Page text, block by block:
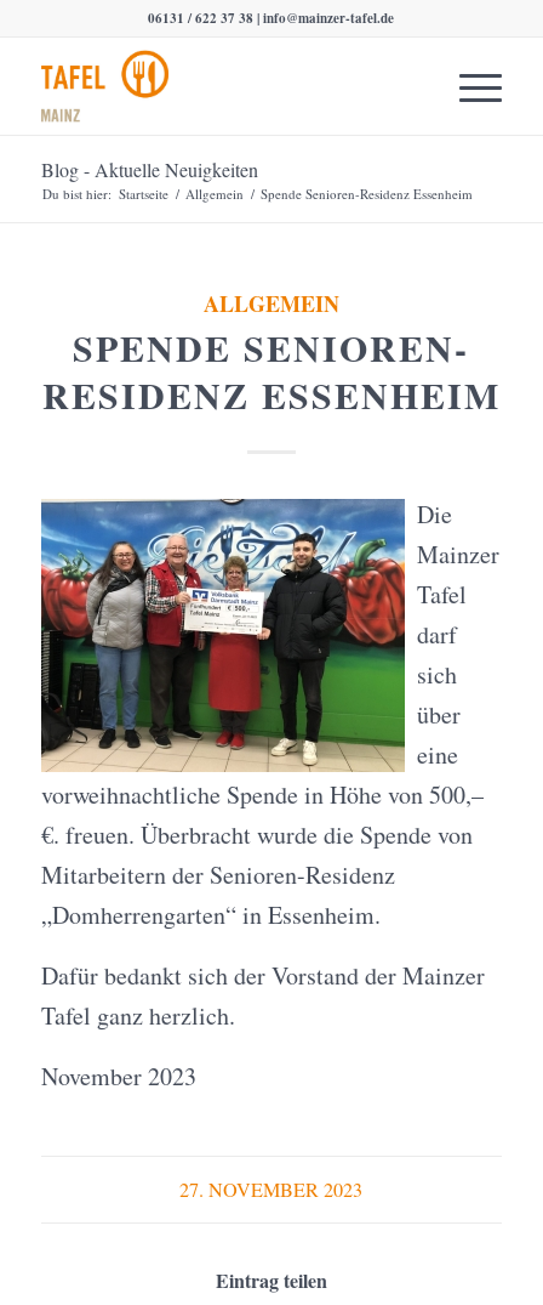
06131 / 622 37 38 |info@mainzer-tafel.de
Blog - Aktuelle Neuigkeiten
Du bist hier: Startseite / Allgemein / Spende Senioren-Residenz Essenheim
ALLGEMEIN
SPENDE SENIOREN-
RESIDENZ ESSENHEIM
Die
Mainzer
Tafel
darf
sich
über
eine
vorweihnachtliche Spende in Höhe von 500,–
€. freuen. Überbracht wurde die Spende von
Mitarbeitern der Senioren-Residenz
„Domherrengarten“ in Essenheim.
Dafür bedankt sich der Vorstand der Mainzer
Tafel ganz herzlich.
November 2023
27. NOVEMBER 2023
Eintrag teilen